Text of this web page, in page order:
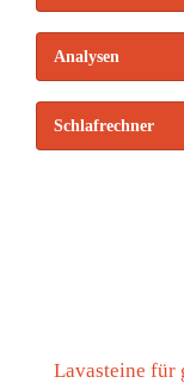
Analysen
Schlafrechner
Lavasteine für